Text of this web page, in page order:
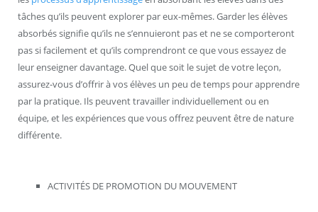
tâches qu’ils peuvent explorer par eux-mêmes. Garder les élèves
absorbés signifie qu’ils ne s’ennuieront pas et ne se comporteront
pas si facilement et qu’ils comprendront ce que vous essayez de
leur enseigner davantage. Quel que soit le sujet de votre leçon,
assurez-vous d’offrir à vos élèves un peu de temps pour apprendre
par la pratique. Ils peuvent travailler individuellement ou en
équipe, et les expériences que vous offrez peuvent être de nature
différente.
ACTIVITÉS DE PROMOTION DU MOUVEMENT